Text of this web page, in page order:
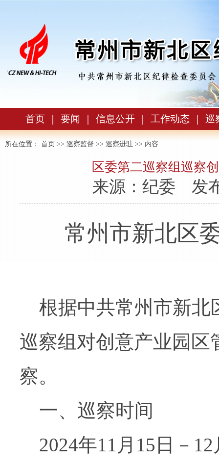
首页 要闻 信息公开 工作动态 巡
所在位置： 首页 >> 巡察监督 >> 巡察进驻 >> 内容
区委第二巡察组巡察
来源：纪委 发
常州市新北区
根据中共常州市新北
巡察组对创意产业园区
察。
一、巡察时间
2024年11 月 15 日－ 12